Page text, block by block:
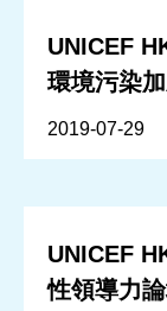
UNICEF
環境污染
2019-07-29
UNICEF
性領導力